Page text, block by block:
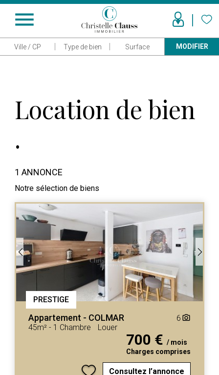
menu
Ville / CP Type de bien Surface MODIFIER
Location de bien
.
1 ANNONCE
Notre sélection de biens
PRESTIGE
Appartement - COLMAR
45m² - 1 Chambre Louer
6 camera_alt
700 € / mois
Charges comprises
Consultez l’annonce